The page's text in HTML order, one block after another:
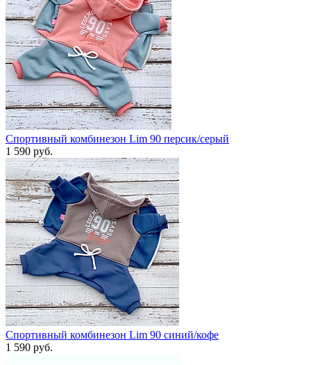
Спортивный комбинезон Lim 90 персик/серый
1 590 руб.
Спортивный комбинезон Lim 90 синий/кофе
1 590 руб.